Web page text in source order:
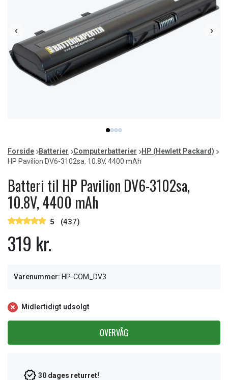
item
0
item
1
item
2
item
3
of
4
Forside Batterier Computerbatterier
HP (Hewlett Packard)
HP Pavilion DV6-3102sa, 10.8V, 4400 mAh
Batteri til HP Pavilion DV6-3102sa,
10.8V, 4400 mAh
5 (437)
319 kr.
Varenummer: HP-COM_DV3
Midlertidigt udsolgt
OVERVÅG
30 dages returret!